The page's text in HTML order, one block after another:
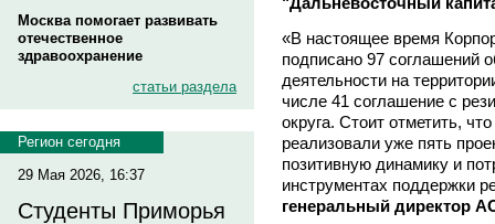
Москва помогает развивать
отечественное
здравоохранение
статьи раздела
Регион сегодня
29 Мая 2026, 16:37
Студенты Приморья
«В настоящее время
подписано 97 соглашений
деятельности на
числе 41 соглашение с
округа. Стоит отметить,
реализовали уже пять
позитивную динамику и
инструментах поддержки
генеральный директор